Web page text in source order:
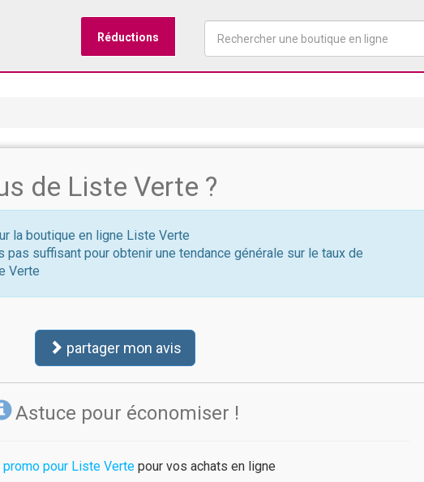
Réductions
de Liste Verte ?
la boutique en ligne Liste Verte
suffisant pour obtenir une tendance générale sur le taux de
Verte
partager mon avis
Astuce pour économiser !
promo pour Liste Vertepour vos achats en ligne